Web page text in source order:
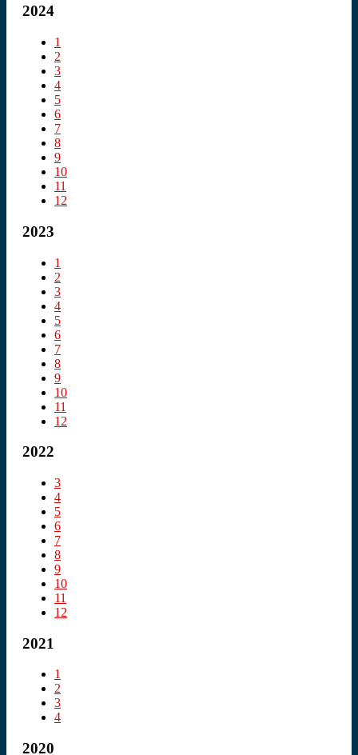
2024
1
2
3
4
5
6
7
8
9
10
11
12
2023
1
2
3
4
5
6
7
8
9
10
11
12
2022
3
4
5
6
7
8
9
10
11
12
2021
1
2
3
4
2020